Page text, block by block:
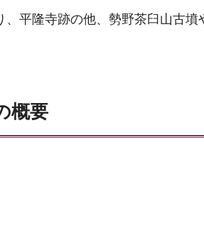
平隆寺跡の他、勢野茶臼山古墳
概要